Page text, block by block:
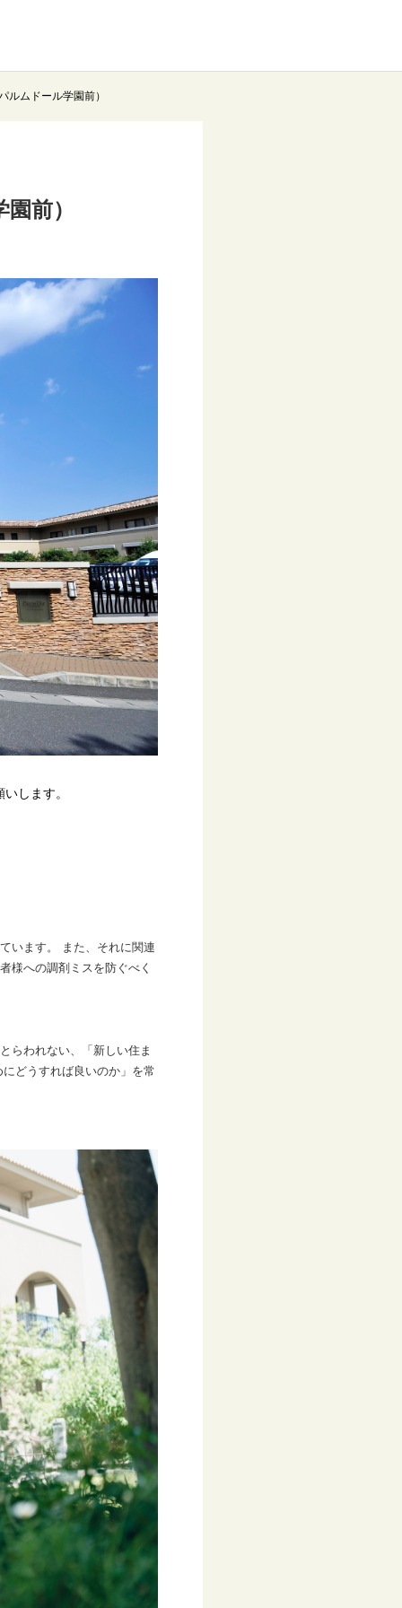
ルムドール学園前）
前）
します。
います。 また、それに関連
様への調剤ミスを防ぐべく
らわれない、「新しい住ま
どうすれば良いのか」を常